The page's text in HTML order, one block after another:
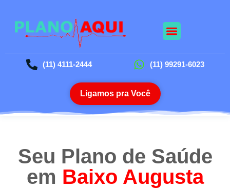
(11) 4111-2444 (11) 99291-6023
Ligamos pra Você
Seu Plano de Saúde
em Baixo Augusta